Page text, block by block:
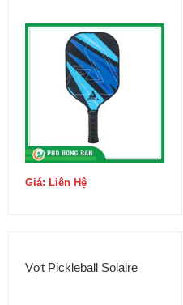
Giá: Liên Hệ
Vợt Pickleball Solaire